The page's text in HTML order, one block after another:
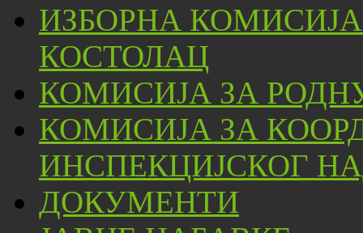
ИЗБОРНА
КОСТОЛАЦ
КОМИСИЈА ЗА
КОМИСИЈА ЗА
ИНСПЕКЦИЈСКОГ
ДОКУМЕНТИ